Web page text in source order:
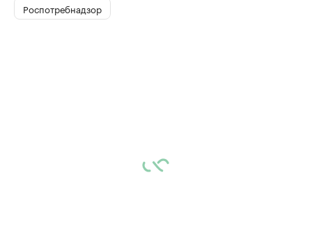
Роспотребнадзор